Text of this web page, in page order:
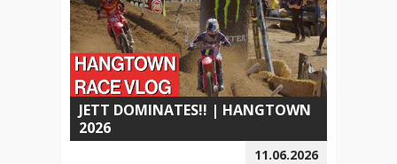
JETT DOMINATES!! | HANGTOWN
2026
11.06.2026